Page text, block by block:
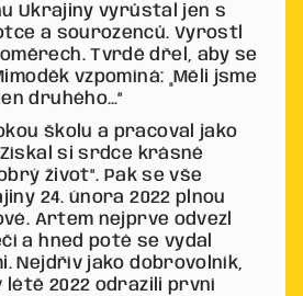
Ukrajiny vyrůstal jen s
a sourozenců. Vyrostl
Tvrdě dřel, aby se
vzpomíná: „Měli jsme
druhého…“
školu a pracoval jako
si srdce krásné
život“. Pak se vše
24. února 2022 plnou
Artem nejprve odvezl
a hned poté se vydal
Nejdřív jako dobrovolník,
létě 2022 odrazili první